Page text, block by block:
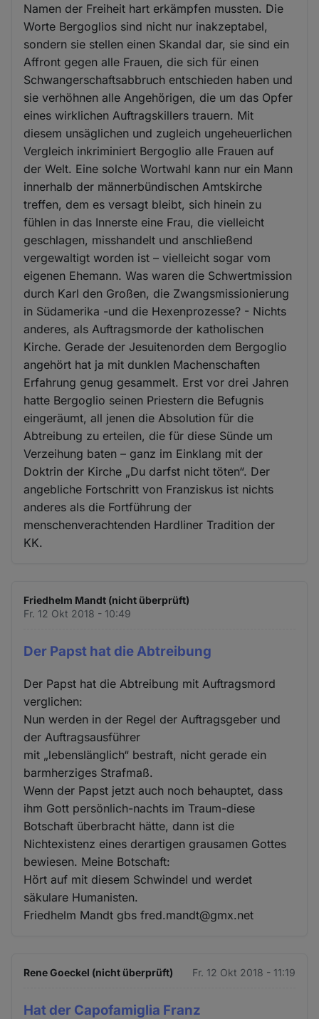
Namen der Freiheit hart erkämpfen mussten. Die
Worte Bergoglios sind nicht nur inakzeptabel,
sondern sie stellen einen Skandal dar, sie sind ein
Affront gegen alle Frauen, die sich für einen
Schwangerschaftsabbruch entschieden haben und
sie verhöhnen alle Angehörigen, die um das Opfer
eines wirklichen Auftragskillers trauern. Mit
diesem unsäglichen und zugleich ungeheuerlichen
Vergleich inkriminiert Bergoglio alle Frauen auf
der Welt. Eine solche Wortwahl kann nur ein Mann
innerhalb der männerbündischen Amtskirche
treffen, dem es versagt bleibt, sich hinein zu
fühlen in das Innerste eine Frau, die vielleicht
geschlagen, misshandelt und anschließend
vergewaltigt worden ist – vielleicht sogar vom
eigenen Ehemann. Was waren die Schwertmission
durch Karl den Großen, die Zwangsmissionierung
in Südamerika -und die Hexenprozesse? - Nichts
anderes, als Auftragsmorde der katholischen
Kirche. Gerade der Jesuitenorden dem Bergoglio
angehört hat ja mit dunklen Machenschaften
Erfahrung genug gesammelt. Erst vor drei Jahren
hatte Bergoglio seinen Priestern die Befugnis
eingeräumt, all jenen die Absolution für die
Abtreibung zu erteilen, die für diese Sünde um
Verzeihung baten – ganz im Einklang mit der
Doktrin der Kirche „Du darfst nicht töten“. Der
angebliche Fortschritt von Franziskus ist nichts
anderes als die Fortführung der
menschenverachtenden Hardliner Tradition der
KK.
Friedhelm Mandt (nicht überprüft)
Fr. 12 Okt 2018 - 10:49
Der Papst hat die Abtreibung
Der Papst hat die Abtreibung mit Auftragsmord
verglichen:
Nun werden in der Regel der Auftragsgeber und
der Auftragsausführer
mit „lebenslänglich“ bestraft, nicht gerade ein
barmherziges Strafmaß.
Wenn der Papst jetzt auch noch behauptet, dass
ihm Gott persönlich-nachts im Traum-diese
Botschaft überbracht hätte, dann ist die
Nichtexistenz eines derartigen grausamen Gottes
bewiesen. Meine Botschaft:
Hört auf mit diesem Schwindel und werdet
säkulare Humanisten.
Friedhelm Mandt gbs fred.mandt@gmx.net
Rene Goeckel (nicht überprüft) Fr. 12 Okt 2018 - 11:19
Hat der Capofamiglia Franz